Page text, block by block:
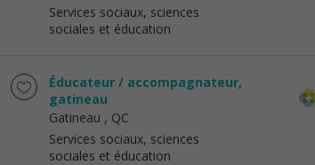
Services sociaux, sciences
sociales et éducation
Éducateur / accompagnateur,
gatineau
Gatineau , QC
Services sociaux, sciences
sociales et éducation